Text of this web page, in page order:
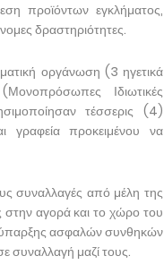
προϊόντων εγκλήματος,
δραστηριότητες.
οργάνωση (3 ηγετικά
Ιδιωτικές
τέσσερις (4)
γραφεία προκειμένου να
συναλλαγές από μέλη της
αγορά και το χώρο του
ύπαρξης ασφαλών συνθηκών
συναλλαγή μαζί τους.